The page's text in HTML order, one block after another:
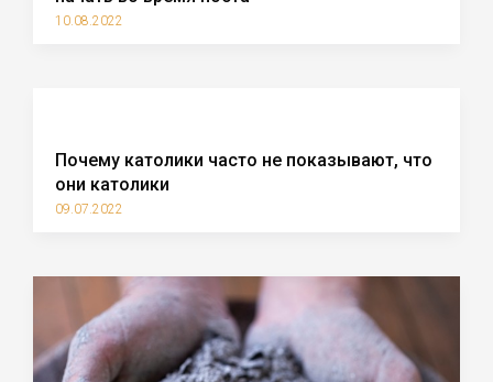
10.08.2022
Почему католики часто не показывают, что
они католики
09.07.2022